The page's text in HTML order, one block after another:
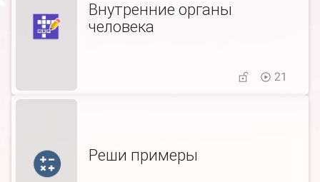
Внутренние органы
человека
21
Реши примеры